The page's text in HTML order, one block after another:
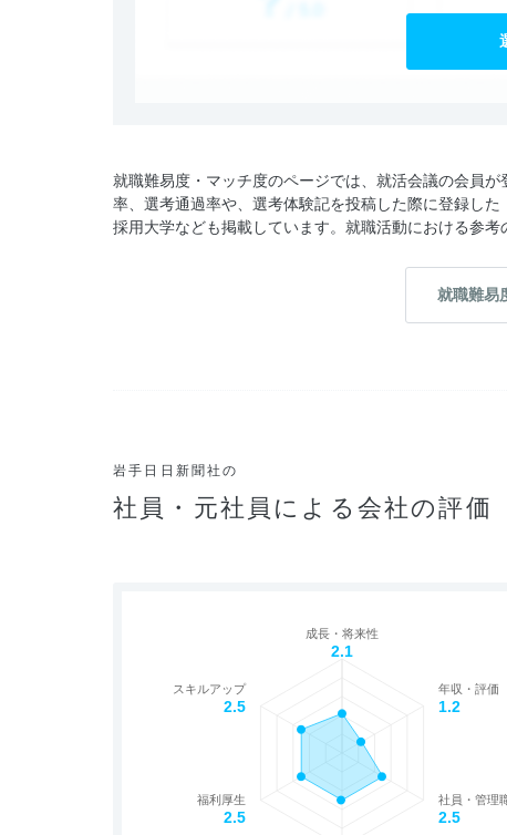
就職難易度・マッチ度のページでは、就活会議の会員
率、選考通過率や、選考体験記を投稿した際に登録し
採用大学なども掲載しています。就職活動における参考
就職難易
岩手日日新聞社の
社員・元社員による会社の評価
成長・将来性
2.1
年収・評価
1.2
社員・管理
2.5
福利厚生
2.5
スキルアップ
2.5